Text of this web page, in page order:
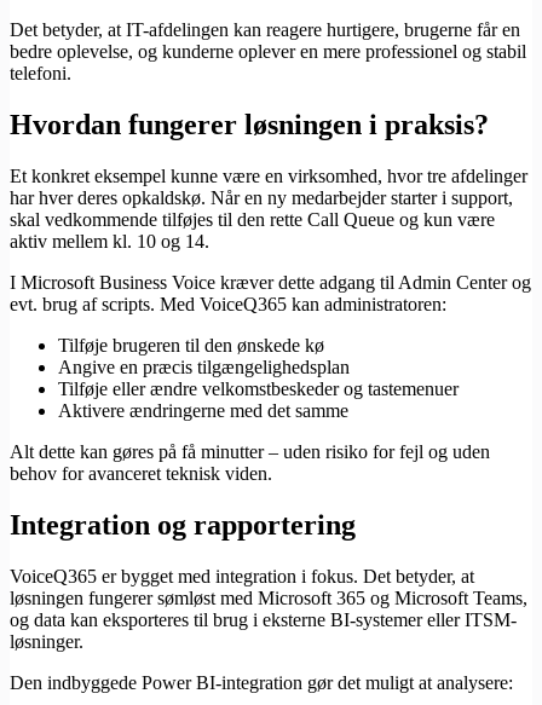
Det betyder, at IT-afdelingen kan reagere hurtigere, brugerne får en
bedre oplevelse, og kunderne oplever en mere professionel og stabil
telefoni.
Hvordan fungerer løsningen i praksis?
Et konkret eksempel kunne være en virksomhed, hvor tre afdelinger
har hver deres opkaldskø. Når en ny medarbejder starter i support,
skal vedkommende tilføjes til den rette Call Queue og kun være
aktiv mellem kl. 10 og 14.
I Microsoft Business Voice kræver dette adgang til Admin Center og
evt. brug af scripts. Med VoiceQ365 kan administratoren:
Tilføje brugeren til den ønskede kø
Angive en præcis tilgængelighedsplan
Tilføje eller ændre velkomstbeskeder og tastemenuer
Aktivere ændringerne med det samme
Alt dette kan gøres på få minutter – uden risiko for fejl og uden
behov for avanceret teknisk viden.
Integration og rapportering
VoiceQ365 er bygget med integration i fokus. Det betyder, at
løsningen fungerer sømløst med Microsoft 365 og Microsoft Teams,
og data kan eksporteres til brug i eksterne BI-systemer eller ITSM-
løsninger.
Den indbyggede Power BI-integration gør det muligt at analysere: